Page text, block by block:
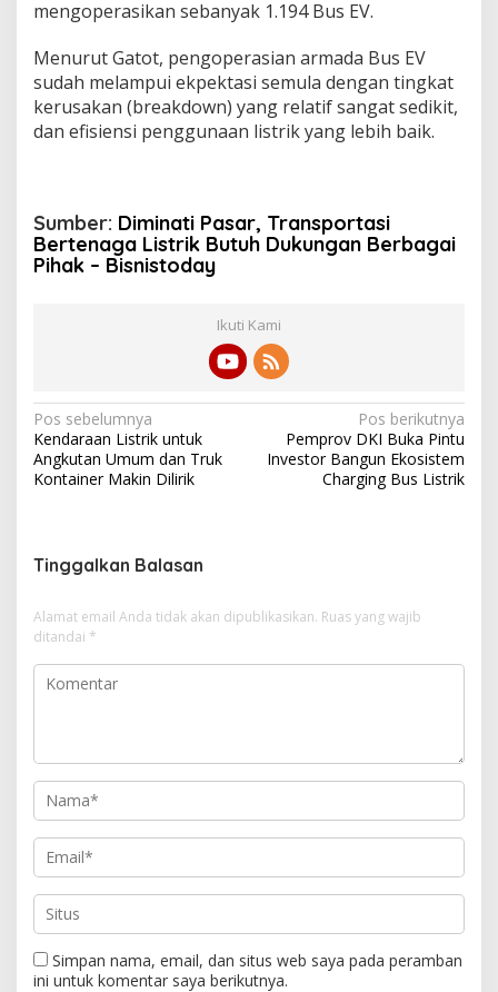
mengoperasikan sebanyak 1.194 Bus EV.
Menurut Gatot, pengoperasian armada Bus EV
sudah melampui ekpektasi semula dengan tingkat
kerusakan (breakdown) yang relatif sangat sedikit,
dan efisiensi penggunaan listrik yang lebih baik.
Sumber: Diminati Pasar, Transportasi
Bertenaga Listrik Butuh Dukungan Berbagai
Pihak – Bisnistoday
Ikuti Kami
N
a
v
g
a
s
i
p
Pos sebelumnya
Kendaraan Listrik untuk
Angkutan Umum dan Truk
Kontainer Makin Dilirik
Pos berikutnya
Pemprov DKI Buka Pintu
Investor Bangun Ekosistem
Charging Bus Listrik
Tinggalkan Balasan
Alamat email Anda tidak akan dipublikasikan. Ruas yang wajib
ditandai *
Simpan nama, email, dan situs web saya pada peramban
ini untuk komentar saya berikutnya.